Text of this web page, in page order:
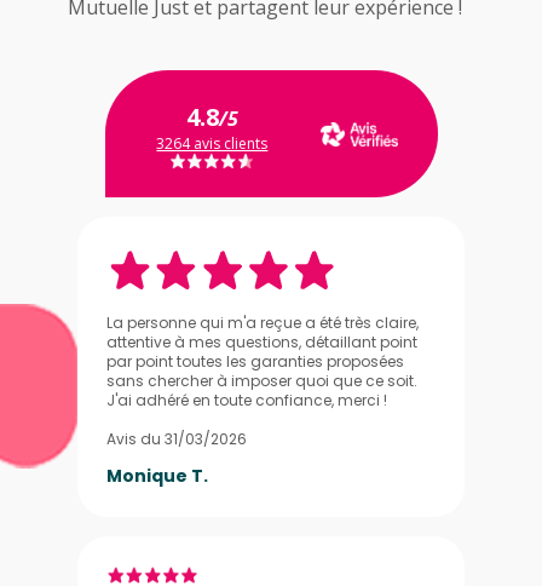
Mutuelle Just et partagent leur expérience !
4.8/5
3264 avis clients
La personne qui m'a reçue a été très claire,
attentive à mes questions, détaillant point
par point toutes les garanties proposées
sans chercher à imposer quoi que ce soit.
J'ai adhéré en toute confiance, merci !
Avis du 31/03/2026
Monique T.